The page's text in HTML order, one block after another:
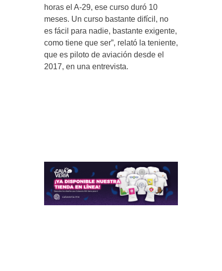
horas el A-29, ese curso duró 10
meses. Un curso bastante difícil, no
es fácil para nadie, bastante exigente,
como tiene que ser”, relató la teniente,
que es piloto de aviación desde el
2017, en una entrevista.